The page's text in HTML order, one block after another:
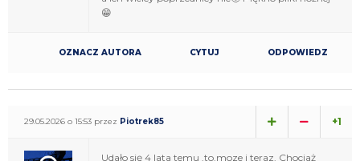
😁
OZNACZ AUTORA CYTUJ ODPOWIEDZ
29.05.2026 o 15:53 przez Piotrek85 +1
Udało się 4 lata temu ,to.moze i teraz. Chociaż